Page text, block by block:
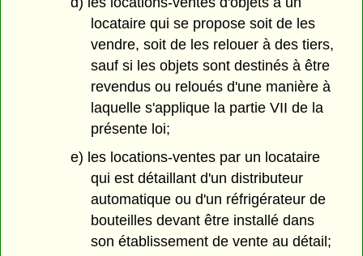
locataire qui se propose soit de les
vendre, soit de les relouer à des tiers,
sauf si les objets sont destinés à être
revendus ou reloués d'une manière à
laquelle s'applique la partie VII de la
présente loi;
e) les locations-ventes par un locataire
qui est détaillant d'un distributeur
automatique ou d'un réfrigérateur de
bouteilles devant être installé dans
son établissement de vente au détail;